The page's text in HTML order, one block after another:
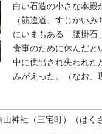
白い石造の小さな本殿
（筋違道、すじかい
にいまもある「腰掛石
食事のために休んだと
中に供出され失われた
みがえった。（なお、
山神社（三宅町）（はく